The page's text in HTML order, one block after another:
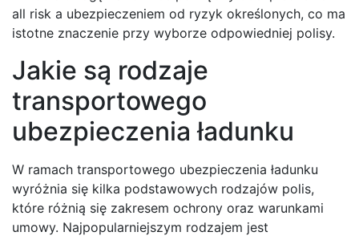
all risk a ubezpieczeniem od ryzyk określonych, co ma
istotne znaczenie przy wyborze odpowiedniej polisy.
Jakie są rodzaje
transportowego
ubezpieczenia ładunku
W ramach transportowego ubezpieczenia ładunku
wyróżnia się kilka podstawowych rodzajów polis,
które różnią się zakresem ochrony oraz warunkami
umowy. Najpopularniejszym rodzajem jest